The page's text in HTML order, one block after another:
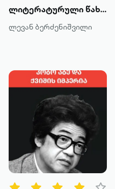
ლიტერატურული წახნაგები: შეყვარებული ნაბოკოვი
ლევან ბერძენიშვილი